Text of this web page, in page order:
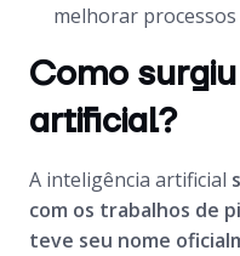
melhorar
Como
artificial?
A inteligência artificial
com os trabalhos de
teve seu nome